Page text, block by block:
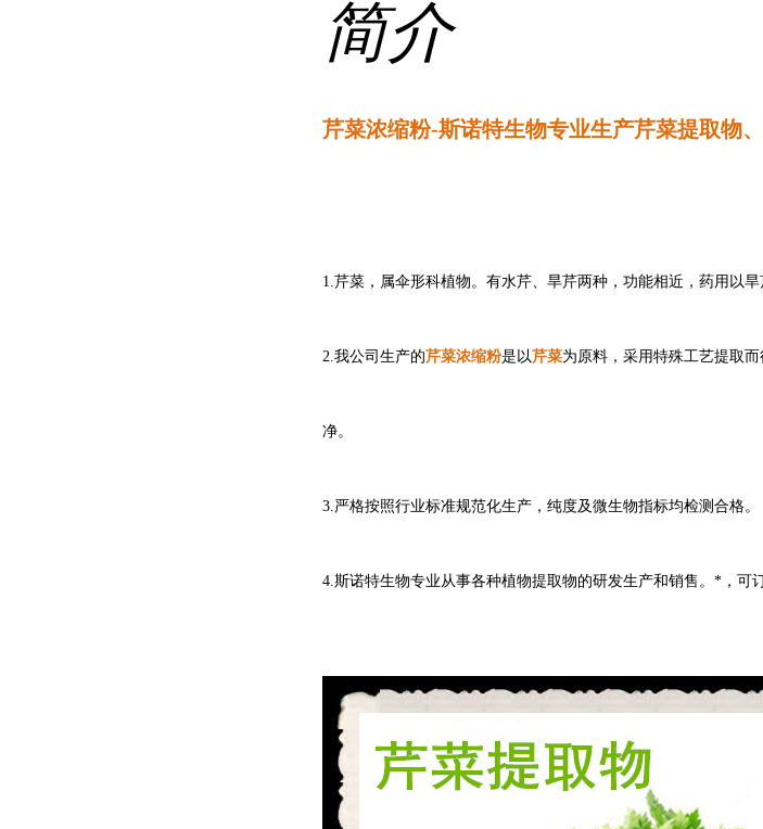
简介
芹菜浓缩粉-斯诺特生物专业生产芹菜提取物、
1.芹菜，属伞形科植物。有水芹、旱芹两种，功能相近，药用以旱
2.我公司生产的芹菜浓缩粉是以芹菜为原料，采用特殊工艺提取
净。
3.严格按照行业标准规范化生产，纯度及微生物指标均检测合格。
4.斯诺特生物专业从事各种植物提取物的研发生产和销售。*，可